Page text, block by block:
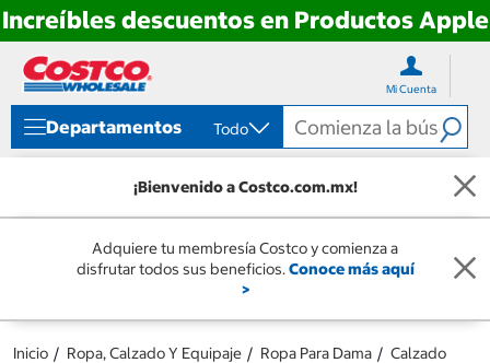
Increíbles descuentos en Productos Apple
directo
contenido
directo
menú
navegación
Mi Cuenta
Departamentos Todo
¡Bienvenido a Costco.com.mx!
Adquiere tu membresía Costco y comienza a
disfrutar todos sus beneficios.Conoce más aquí
>
Inicio Ropa, Calzado Y Equipaje Ropa Para Dama Calzado